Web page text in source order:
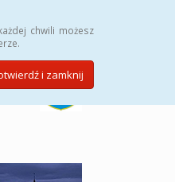
chwili możesz
i zamknij